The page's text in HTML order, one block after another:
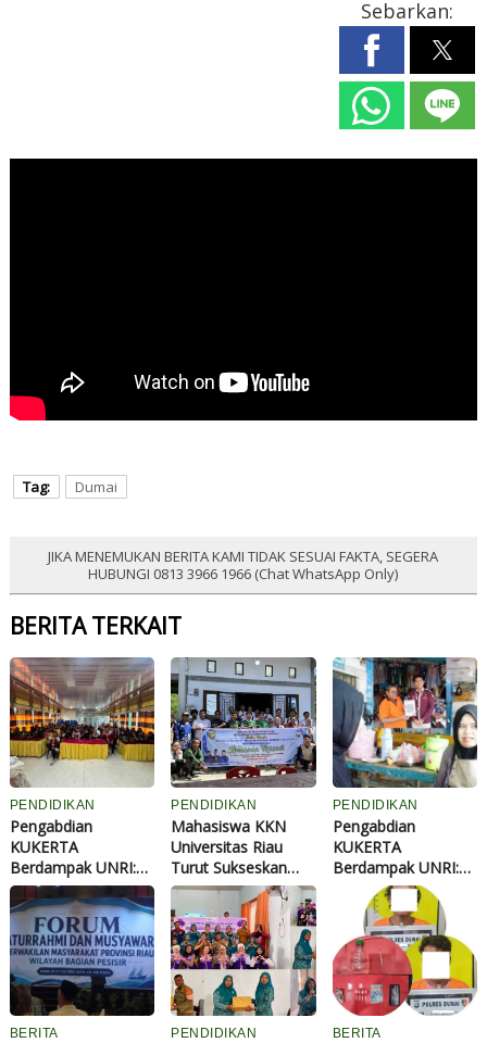
Sebarkan:
Tag: Dumai
JIKA MENEMUKAN BERITA KAMI TIDAK SESUAI FAKTA, SEGERA
HUBUNGI 0813 3966 1966 (Chat WhatsApp Only)
BERITA TERKAIT
PENDIDIKAN
Pengabdian
KUKERTA
Berdampak UNRI:
KUKERTA UNRI
2026, Dorong
Motivasi Siswa SMK
Negeri 2 Dumai
Melanjutkan Studi
ke Perguruan Tinggi
PENDIDIKAN
Mahasiswa KKN
Universitas Riau
Turut Sukseskan
Sunatan Massal
HUT ke-13 PT
Pelabuhan Dumai
Berseri
PENDIDIKAN
Pengabdian
KUKERTA
Berdampak UNRI:
Mahasiswa Kukerta
UNRI Dorong
Digitalisasi UMKM
Kelurahan
Laksamana Melalui
Pendampingan
Pembuatan QRIS
BERITA PENDIDIKAN BERITA